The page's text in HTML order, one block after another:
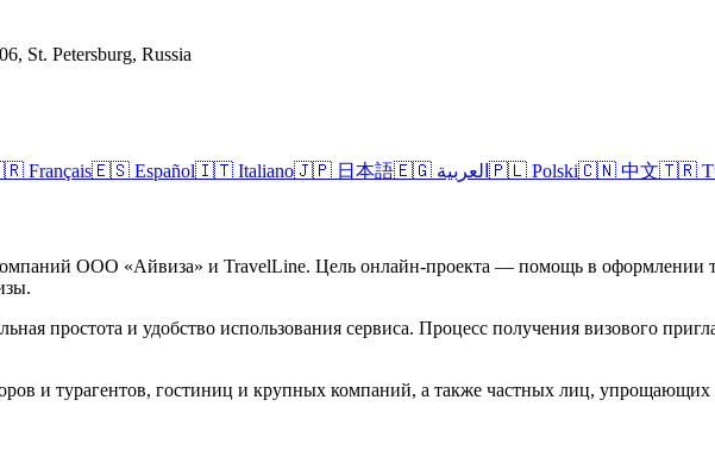
St. Petersburg, Russia
Français🇪🇸 Español🇮🇹 Italiano🇯🇵 日本語🇪🇬 العربية 🇵🇱 Polski🇨🇳 中文🇹🇷
компаний ООО «Айвиза» и TravelLine. Цель онлайн-проекта — помощь в
простота и удобство использования сервиса. Процесс получения визового
и турагентов, гостиниц и крупных компаний, а также частных лиц,